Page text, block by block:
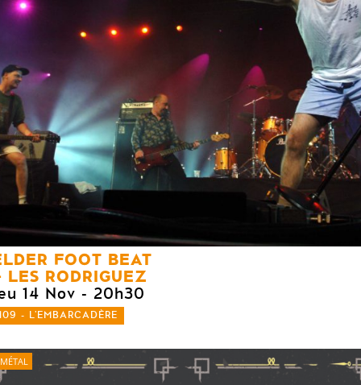
FOOT BEAT
LES RODRIGUEZ
14 Nov - 20h30
- L'EMBARCADÈRE
MÉTAL